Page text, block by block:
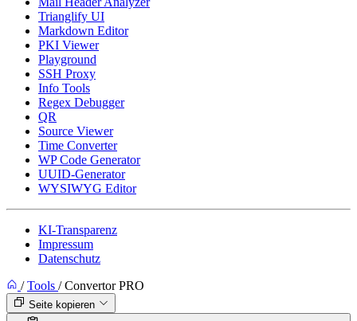
Trianglify UI
Markdown Editor
PKI Viewer
Playground
SSH Proxy
Info Tools
Regex Debugger
QR
Source Viewer
Time Converter
WP Code Generator
UUID-Generator
WYSIWYG Editor
KI-Transparenz
Impressum
Datenschutz
/ Tools / Convertor PRO
Seite kopieren